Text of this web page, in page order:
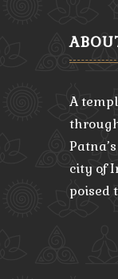
A
city of
poised